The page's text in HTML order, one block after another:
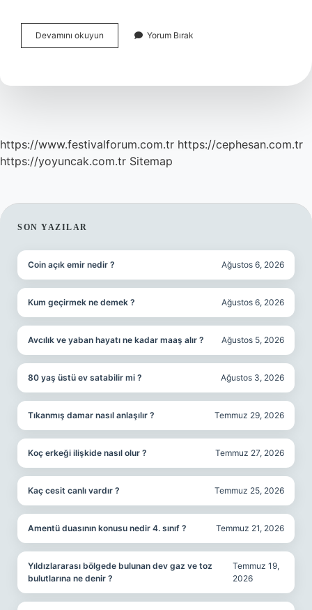
Devamını okuyun
Can
Oynadı
Yorum Bırak
https://www.festivalforum.com.tr https://cephesan.com.tr
https://yoyuncak.com.tr Sitemap
SIDEBAR
SON YAZILAR
Coin açık emir nedir ? Ağustos 6, 2026
Kum geçirmek ne demek ? Ağustos 6, 2026
Avcılık ve yaban hayatı ne kadar maaş alır ? Ağustos 5, 2026
80 yaş üstü ev satabilir mi ? Ağustos 3, 2026
Tıkanmış damar nasıl anlaşılır ? Temmuz 29, 2026
Koç erkeği ilişkide nasıl olur ? Temmuz 27, 2026
Kaç cesit canlı vardır ? Temmuz 25, 2026
Amentü duasının konusu nedir 4. sınıf ? Temmuz 21, 2026
Yıldızlararası bölgede bulunan dev gaz ve toz
bulutlarına ne denir ?
Temmuz 19,
2026